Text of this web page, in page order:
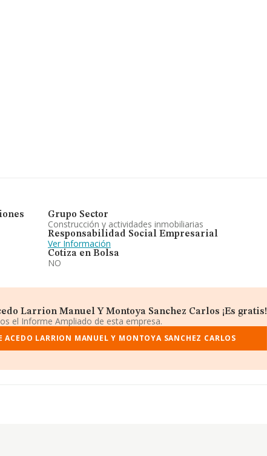
Grupo Sector
Construcción y actividades inmobiliarias
Responsabilidad Social Empresarial
Ver Información
Cotiza en Bolsa
NO
Larrion Manuel Y Montoya Sanchez Carlos ¡Es gratis!
el Informe Ampliado de esta empresa.
ACEDO LARRION MANUEL Y MONTOYA SANCHEZ CARLOS